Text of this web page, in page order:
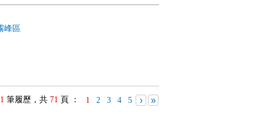
峰區
筆履歷，共 71 頁 ： 1 2 3 4 5 › »